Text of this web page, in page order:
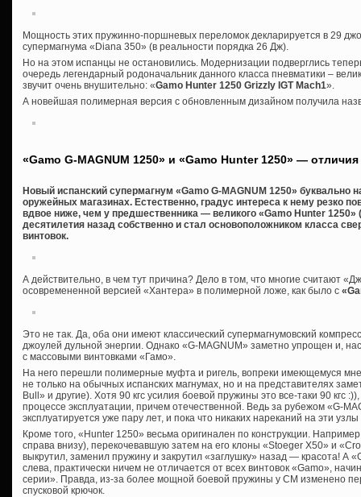
Мощность этих пружинно-поршневых переломок декларируется в 29
супермагнума «Diana 350» (в реальности порядка 26 Дж).
Но на этом испанцы не остановились. Модернизации подверглись
очередь легендарный родоначальник данного класса пневматики –
звучит очень внушительно: «Gamo Hunter 1250 Grizzly IGT Mach1».
А новейшая полимерная версия с обновленным дизайном получила
«Gamo G-MAGNUM 1250» и «Gamo Hunter 1250» —
Новый испанский супермагнум «Gamo G-MAGNUM 1250» буквально
оружейных магазинах. Естественно, градус интереса к нему резко
вдвое ниже, чем у предшественника — великого «Gamo Hunter 1250»
десятилетия назад собственно и стал основоположником класса
винтовок.
А действительно, в чем тут причина? Дело в том, что многие считают
осовремененной версией «Хантера» в полимерной ложе, как было с
Это не так. Да, оба они имеют классический супермагнумовский
джоулей дульной энергии. Однако «G-MAGNUM» заметно упрощен и,
с массовыми винтовками «Гамо».
На него перешли полимерные муфта и ригель, вопреки имеющемуся
не только на обычных испанских магнумах, но и на представителях
Bull» и другие). Хотя 90 кгс усилия боевой пружины это все-таки 90 кгс
процессе эксплуатации, причем отечественной. Ведь за рубежом «G-
эксплуатируется уже пару лет, и пока что никаких нареканий на эти
Кроме того, «Hunter 1250» весьма оригинален по конструкции.
справа внизу), перекочевавшую затем на его клоны «Stoeger Х50» и
выкрутил, заменил пружину и закрутил «заглушку» назад — красота! А
слева, практически ничем не отличается от всех винтовок «Gamo»,
серии». Правда, из-за более мощной боевой пружины у СМ изменено
спусковой крючок.